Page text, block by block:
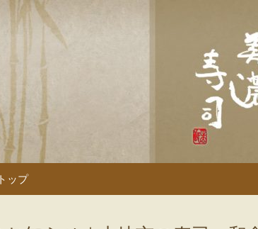
、土岐の寿
司・和食「美濃寿司」のブログ
ップ